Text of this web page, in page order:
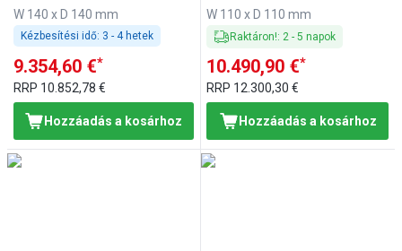
W 140 x D 140 mm
Kézbesítési idő: 3 - 4 hetek
9.354,60 €*
RRP 10.852,78 €
Hozzáadás a kosárhoz
W 110 x D 110 mm
Raktáron!: 2 -5 napok
10.490,90 €*
RRP 12.300,30 €
Hozzáadás a kosárhoz